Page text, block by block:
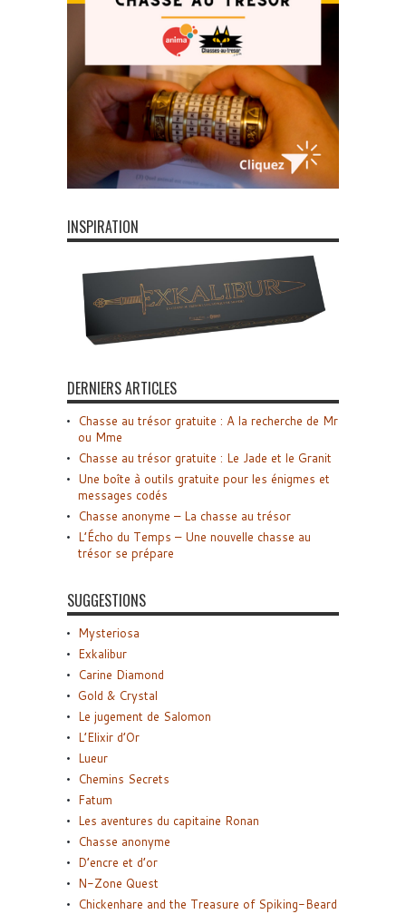
INSPIRATION
DERNIERS ARTICLES
Chasse au trésor gratuite : A la recherche de Mr
ou Mme
Chasse au trésor gratuite : Le Jade et le Granit
Une boîte à outils gratuite pour les énigmes et
messages codés
Chasse anonyme – La chasse au trésor
L’Écho du Temps – Une nouvelle chasse au
trésor se prépare
SUGGESTIONS
Mysteriosa
Exkalibur
Carine Diamond
Gold & Crystal
Le jugement de Salomon
L’Elixir d’Or
Lueur
Chemins Secrets
Fatum
Les aventures du capitaine Ronan
Chasse anonyme
D’encre et d’or
N-Zone Quest
Chickenhare and the Treasure of Spiking-Beard